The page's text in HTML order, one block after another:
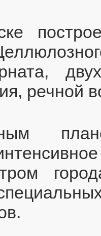
речной